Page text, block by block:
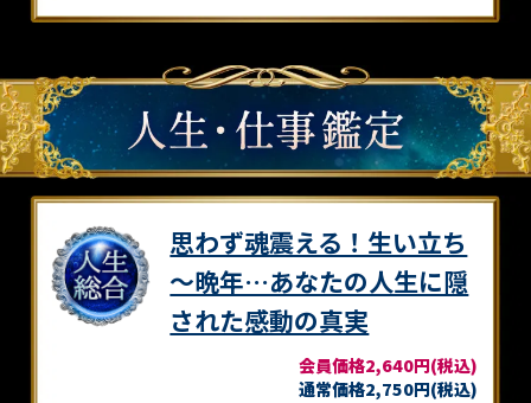
思わず魂震える！生い立ち
～晩年…あなたの人生に隠
された感動の真実
会員価格2,640円(税込)
通常価格2,750円(税込)